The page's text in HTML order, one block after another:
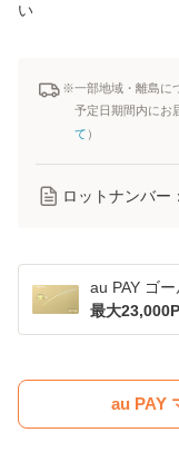
い
※一部地域・離島に
予定日期間内にお
て ）
ロットナンバー：
au PAY ゴ
最大
au PAY